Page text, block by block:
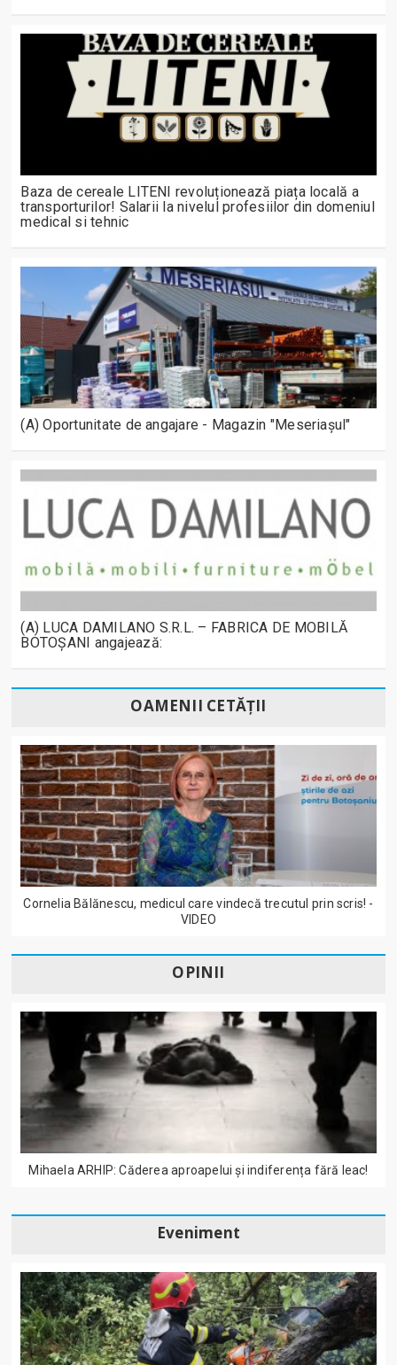
Baza de cereale LITENI revoluționează piața locală a
transporturilor! Salarii la nivelul profesiilor din domeniul
medical si tehnic
(A) Oportunitate de angajare - Magazin "Meseriașul"
(A) LUCA DAMILANO S.R.L. – FABRICA DE MOBILĂ
BOTOȘANI angajează:
OAMENII CETĂȚII
Cornelia Bălănescu, medicul care vindecă trecutul prin scris! -
VIDEO
OPINII
Mihaela ARHIP: Căderea aproapelui și indiferența fără leac!
Eveniment